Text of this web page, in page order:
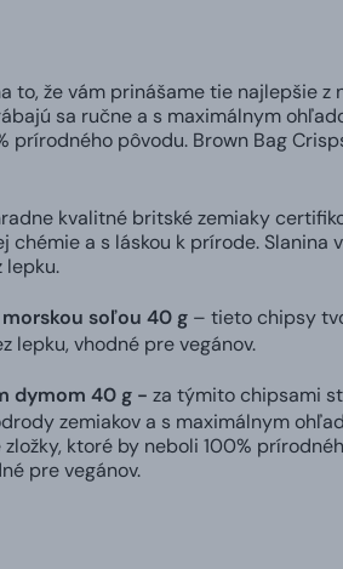
to, že vám prinášame tie najlepšie z
sa ručne a s maximálnym
pôvodu. Brown Bag
kvalitné britské zemiaky
a s láskou k prírode. Slanina
lepku.
soľou 40 g– tieto chipsy
lepku, vhodné pre vegánov.
dymom 40 g - za týmito chipsami
zemiakov a s maximálnym
ktoré by neboli 100%
pre vegánov.